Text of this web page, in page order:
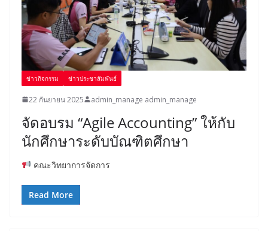
ข่าวกิจกรรม ข่าวประชาสัมพันธ์
22 กันยายน 2025 admin_manage admin_manage
จัดอบรม “Agile Accounting” ให้กับ
นักศึกษาระดับบัณฑิตศึกษา
คณะวิทยาการจัดการ
Read More